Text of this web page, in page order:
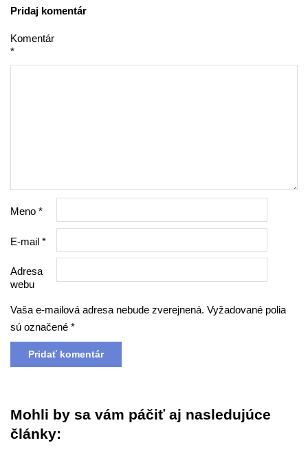
Pridaj komentár
Komentár
*
Meno *
E-mail *
Adresa
webu
Vaša e-mailová adresa nebude zverejnená. Vyžadované polia
sú označené *
Mohli by sa vám páčiť aj nasledujúce
články: